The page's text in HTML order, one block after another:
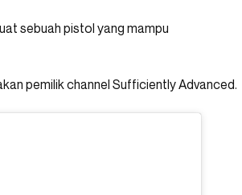
sebuah pistol yang mampu
pemilik channel Sufficiently Advanced.